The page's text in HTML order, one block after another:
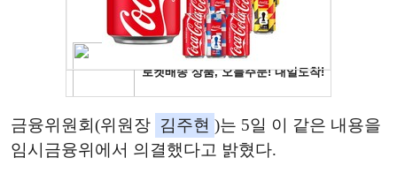
금융위원회(위원장 김주현 )는 5일 이 같은 내용을
임시금융위에서 의결했다고 밝혔다.